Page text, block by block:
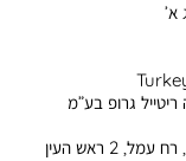
א’
גרופ בע”מ
2 ראש העין